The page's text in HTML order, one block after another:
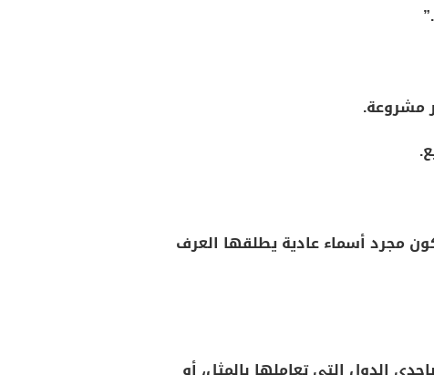
.”
مشروعة.
مجرد أسماء عادية يطلقها العرف